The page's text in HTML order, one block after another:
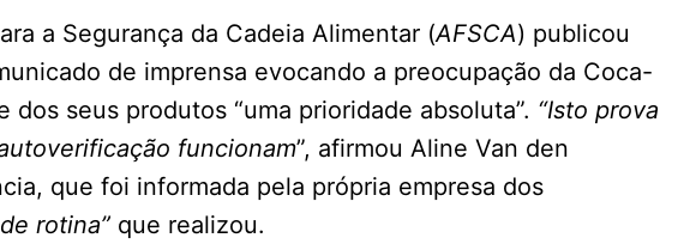
a Segurança da Cadeia Alimentar (AFSCA) publicou
de imprensa evocando a preocupação da Coca-
dos seus produtos “uma prioridade absoluta”. “Isto prova
funcionam”, afirmou Aline Van den
que foi informada pela própria empresa dos
rotina” que realizou.